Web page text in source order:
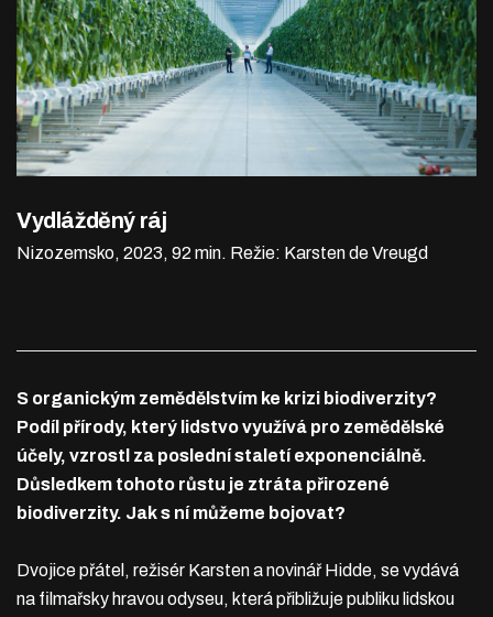
Vydlážděný ráj
Nizozemsko, 2023, 92 min. Režie: Karsten de Vreugd
S organickým zemědělstvím ke krizi biodiverzity?
Podíl přírody, který lidstvo využívá pro zemědělské
účely, vzrostl za poslední staletí exponenciálně.
Důsledkem tohoto růstu je ztráta přirozené
biodiverzity. Jak s ní můžeme bojovat?
Dvojice přátel, režisér Karsten a novinář Hidde, se vydává
na filmařsky hravou odyseu, která přibližuje publiku lidskou